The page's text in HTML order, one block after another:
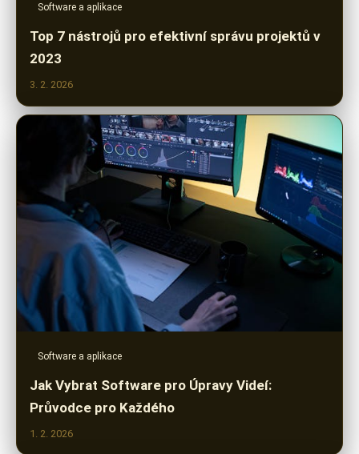
Software a aplikace
Top 7 nástrojů pro efektivní správu projektů v
2023
3. 2. 2026
Software a aplikace
Jak Vybrat Software pro Úpravy Videí:
Průvodce pro Každého
1. 2. 2026